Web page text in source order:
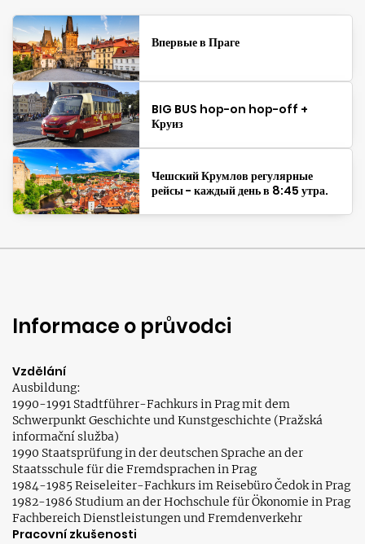
Впервые в Праге
BIG BUS hop-on hop-off +
Круиз
Чешский Крумлов регулярные
рейсы - каждый день в 8:45 утра.
Informace o průvodci
Vzdělání
Ausbildung:
1990-1991 Stadtführer-Fachkurs in Prag mit dem
Schwerpunkt Geschichte und Kunstgeschichte (Pražská
informační služba)
1990 Staatsprüfung in der deutschen Sprache an der
Staatsschule für die Fremdsprachen in Prag
1984-1985 Reiseleiter-Fachkurs im Reisebüro Čedok in Prag
1982-1986 Studium an der Hochschule für Ökonomie in Prag
Fachbereich Dienstleistungen und Fremdenverkehr
Pracovní zkušenosti